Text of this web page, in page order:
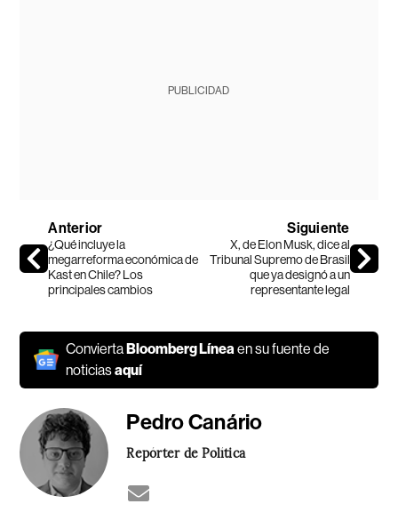
PUBLICIDAD
Anterior
¿Qué incluye la
megarreforma económica de
Kast en Chile? Los
principales cambios
Siguiente
X, de Elon Musk, dice al
Tribunal Supremo de Brasil
que ya designó a un
representante legal
ConviertaBloomberg Líneaen su fuente de
noticiasaquí
Pedro Canário
Repórter de Política